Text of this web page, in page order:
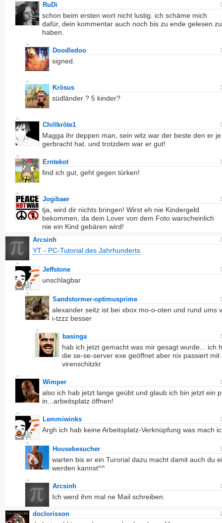
RuDi
schon beim ersten wort nicht lustig. ich schäme mich
dafür, dein kommentar auch noch bis zu ende gelesen zu
haben.
Doodledoo
signed.
Krösus
südländer ? 5 kinder?
Chillkröte1
Magga ihr deppen man, sein witz war der beste den er je
gerbracht hat. und trotzdem war er gut!
Erntekot
find ich gut, geht gegen türken!
Jogibaer
tja, wird dir nichts bringen! Wirst eh nie Kindergeld
bekommen, da dein Lover von dem Foto warscheinlich
nie ein Kind gebären wird!
Arcsinh
YT - PC-Tutorial des Jahrhunderts
Jeffstone
unschlagbar
Sandstormer-optimusprime
alexander seitz ist bei xbox mo-o-oten und rund ums
i-tzzz besser
basinga
hab ich jetzt gemacht was mir gesagt wurde... ich
die se-se-server exe geöffnet aber nix passiert mit
virenschitzkr
Wimper
also ich hab jetzt lange geübt und glaub ich bin jetzt ein
in...arbeitsplatz öffnen!
Lemmiwinks
Argh ich hab keine Arbeitsplatz-Verknüpfung was mach
Housebesucher
warten bis er ein Turorial dazu macht damit auch du
werden kannst^^
Arcsinh
Ich werd ihm mal ne Mail schreiben.
doclorisson